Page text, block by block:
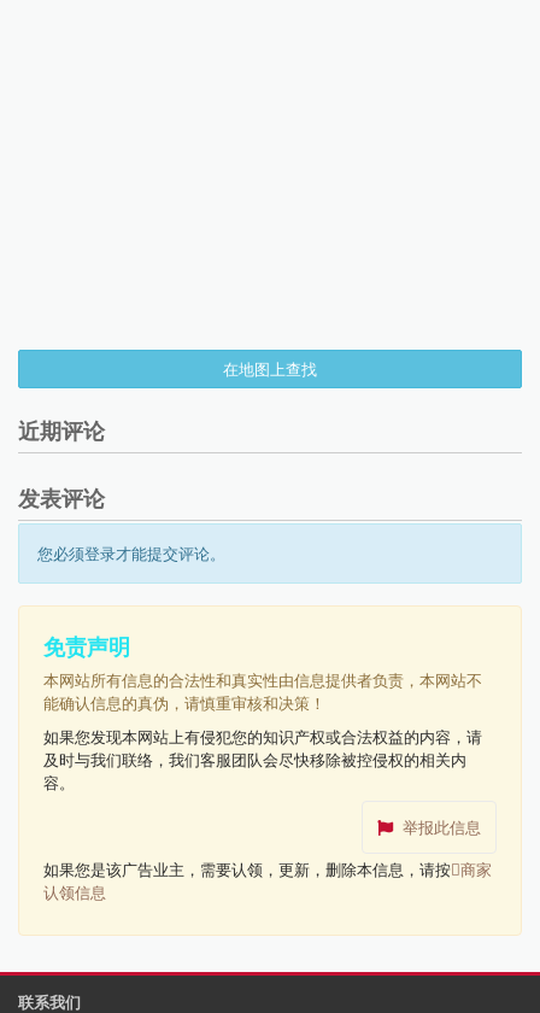
在地图上查找
近期评论
发表评论
您必须登录才能提交评论。
免责声明
本网站所有信息的合法性和真实性由信息提供者负责，本网站不
能确认信息的真伪，请慎重审核和决策！
如果您发现本网站上有侵犯您的知识产权或合法权益的内容，请
及时与我们联络，我们客服团队会尽快移除被控侵权的相关内
容。
举报此信息
如果您是该广告业主，需要认领，更新，删除本信息，请按 商家
认领信息
联系我们